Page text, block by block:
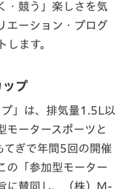
・競う」楽しさを気
エーション・プログ
ます。
ップ
」は、排気量1.5L以
モータースポーツと
てぎで年間5回の開催
の「参加型モーター
に賛同し、（株）M-